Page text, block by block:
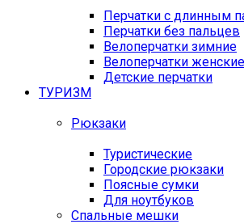
Перчатки с длинным
Перчатки без пальцев
Велоперчатки зимние
Велоперчатки женские
Детские перчатки
ТУРИЗМ
Рюкзаки
Туристические
Городские рюкзаки
Поясные сумки
Для ноутбуков
Спальные мешки